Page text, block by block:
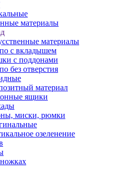
материалы
материалы
с вкладышем
с поддонами
без отверстия
материал
ящики
миски, рюмки
озеленение